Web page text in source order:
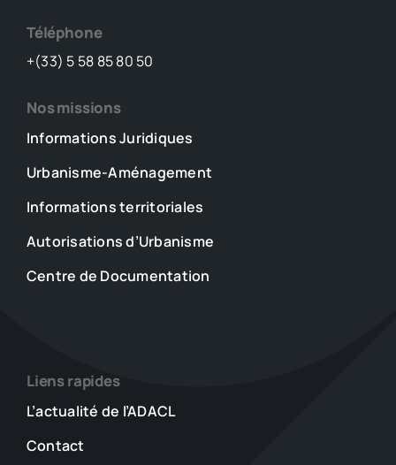
Téléphone
+(33) 5 58 85 80 50
Nos missions
Informations Juridiques
Urbanisme-Aménagement
Informations territoriales
Autorisations d’Urbanisme
Centre de Documentation
Liens rapides
L’actualité de l’ADACL
Contact